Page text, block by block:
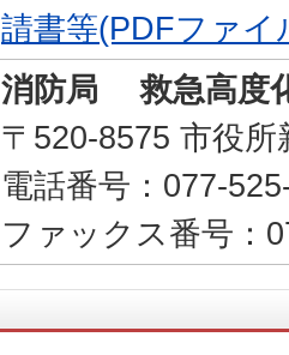
請書等(PDFファイ
消防局 救急高度
〒520-8575 市役所
電話番号：077-
ファックス番号：